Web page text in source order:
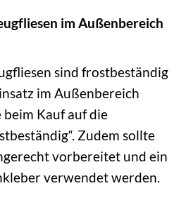
im Außenbereich
sind frostbeständig
im Außenbereich
beim Kauf auf die
Zudem sollte
vorbereitet und ein
verwendet werden.